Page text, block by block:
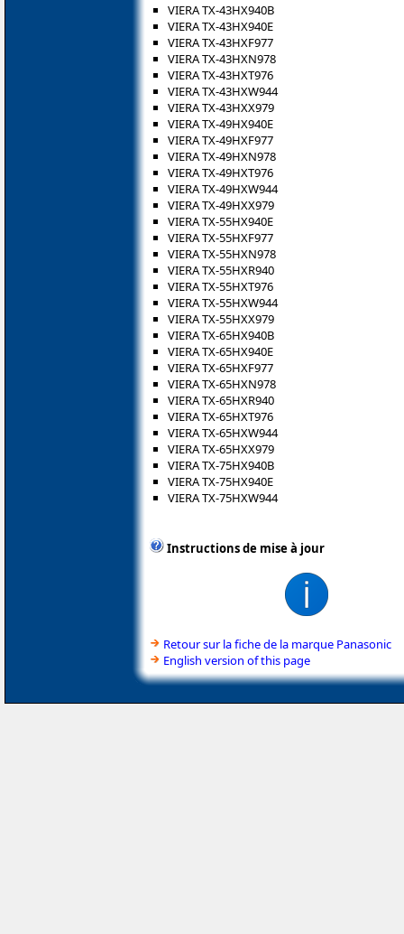
VIERA TX-43HX940B
VIERA TX-43HX940E
VIERA TX-43HXF977
VIERA TX-43HXN978
VIERA TX-43HXT976
VIERA TX-43HXW944
VIERA TX-43HXX979
VIERA TX-49HX940E
VIERA TX-49HXF977
VIERA TX-49HXN978
VIERA TX-49HXT976
VIERA TX-49HXW944
VIERA TX-49HXX979
VIERA TX-55HX940E
VIERA TX-55HXF977
VIERA TX-55HXN978
VIERA TX-55HXR940
VIERA TX-55HXT976
VIERA TX-55HXW944
VIERA TX-55HXX979
VIERA TX-65HX940B
VIERA TX-65HX940E
VIERA TX-65HXF977
VIERA TX-65HXN978
VIERA TX-65HXR940
VIERA TX-65HXT976
VIERA TX-65HXW944
VIERA TX-65HXX979
VIERA TX-75HX940B
VIERA TX-75HX940E
VIERA TX-75HXW944
Instructions de mise à jour
Retour sur la fiche de la marque Panasonic
English version of this page